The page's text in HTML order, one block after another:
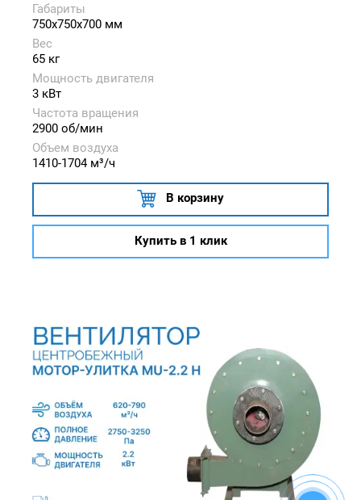
Габариты
750x750x700 мм
Вес
65 кг
Мощность двигателя
3 кВт
Частота вращения
2900 об/мин
Объем воздуха
1410-1704 м³/ч
В корзину
Купить в 1 клик